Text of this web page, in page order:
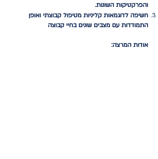
והפרקטיקות השונות.
חשיפה לדוגמאות קליניות מטיפול קבוצתי ואופן
התמודדות עם מצבים שונים בחיי קבוצה
אודות המרצה: